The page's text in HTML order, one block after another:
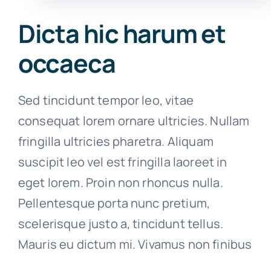
Dicta hic harum et
occaeca
Sed tincidunt tempor leo, vitae
consequat lorem ornare ultricies. Nullam
fringilla ultricies pharetra. Aliquam
suscipit leo vel est fringilla laoreet in
eget lorem. Proin non rhoncus nulla.
Pellentesque porta nunc pretium,
scelerisque justo a, tincidunt tellus.
Mauris eu dictum mi. Vivamus non finibus